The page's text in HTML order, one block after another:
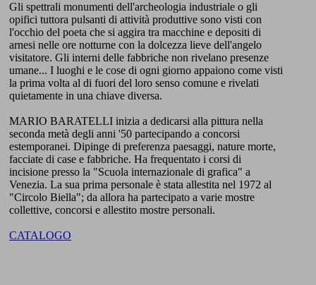
Gli spettrali monumenti dell'archeologia industriale o gli
opifici tuttora pulsanti di attività produttive sono visti con
l'occhio del poeta che si aggira tra macchine e depositi di
arnesi nelle ore notturne con la dolcezza lieve dell'angelo
visitatore. Gli interni delle fabbriche non rivelano presenze
umane... I luoghi e le cose di ogni giorno appaiono come visti
la prima volta al di fuori del loro senso comune e rivelati
quietamente in una chiave diversa.
MARIO BARATELLI inizia a dedicarsi alla pittura nella
seconda metà degli anni '50 partecipando a concorsi
estemporanei. Dipinge di preferenza paesaggi, nature morte,
facciate di case e fabbriche. Ha frequentato i corsi di
incisione presso la "Scuola internazionale di grafica" a
Venezia. La sua prima personale è stata allestita nel 1972 al
"Circolo Biella"; da allora ha partecipato a varie mostre
collettive, concorsi e allestito mostre personali.
CATALOGO